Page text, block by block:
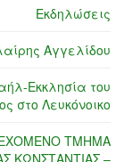
Εκδηλώσεις
Αγγελίδου
Εκκλησία του
στο Λευκόνοικο
ΤΜΗΜΑ